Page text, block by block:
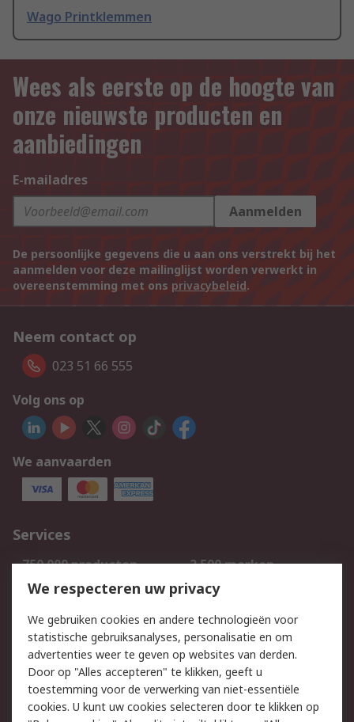
Wago Printklemmen
Wees als eerste op de hoogte van
onze nieuwste producten en
aanbiedingen
E-mailadres
Aanmelden
De persoonlijke gegevens die u aan ons verstrekt bij het
aanmelden voor deze mailinglijst worden verwerkt in
overeenstemming met ons privacybeleid.
Neem contact op
023 51 66 555
Volg ons op
We aanvaarden
Services
750.000 producten
2.500 merken
Bestellen
Inkoopoplossingen
Track & Trace
Wettelijk
Cookiebeleid
Email veiligheid
We respecteren uw privacy
We gebruiken cookies en andere technologieën voor
statistische gebruiksanalyses, personalisatie en om
advertenties weer te geven op websites van derden.
Door op "Alles accepteren" te klikken, geeft u
toestemming voor de verwerking van niet-essentiële
cookies. U kunt uw cookies selecteren door te klikken op